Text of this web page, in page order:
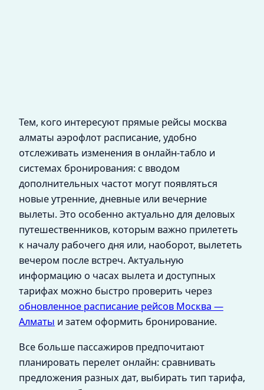
Тем, кого интересуют прямые рейсы москва
алматы аэрофлот расписание, удобно
отслеживать изменения в онлайн-табло и
системах бронирования: с вводом
дополнительных частот могут появляться
новые утренние, дневные или вечерние
вылеты. Это особенно актуально для деловых
путешественников, которым важно прилететь
к началу рабочего дня или, наоборот, вылететь
вечером после встреч. Актуальную
информацию о часах вылета и доступных
тарифах можно быстро проверить через
обновленное расписание рейсов Москва —
Алматы и затем оформить бронирование.
Все больше пассажиров предпочитают
планировать перелет онлайн: сравнивать
предложения разных дат, выбирать тип тарифа,